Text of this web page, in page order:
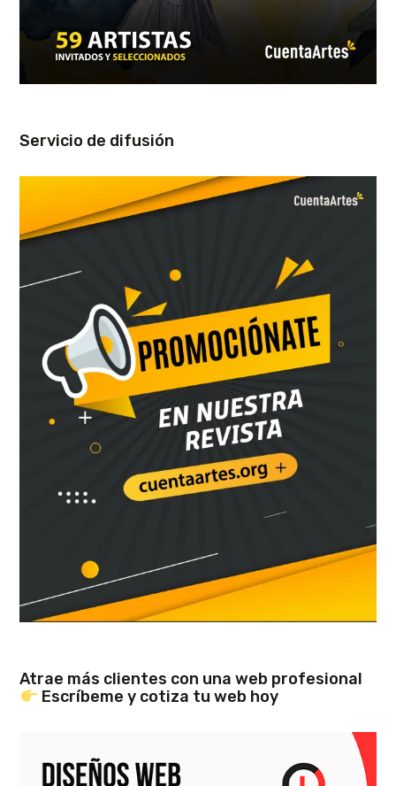
Servicio de difusión
Atrae más clientes con una web profesional
Escríbeme y cotiza tu web hoy